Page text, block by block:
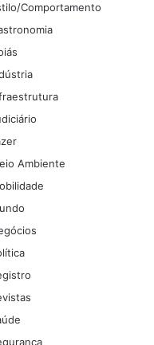
Comportamento
Ambiente